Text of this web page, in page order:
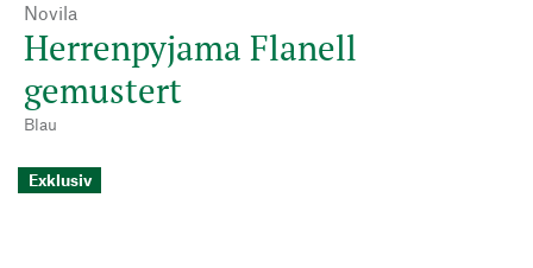
Novila
Herrenpyjama Flanell
gemustert
Blau
Exklusiv